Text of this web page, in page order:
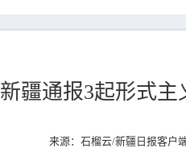
新疆通报3起形式
来源：石榴云/新疆日报客